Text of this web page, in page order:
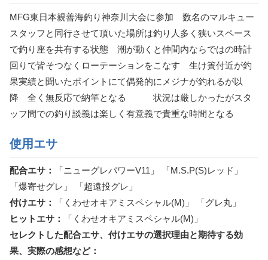
MFG東日本親善海釣り神奈川大会に参加 数名のマルキュー
スタッフと同行させて頂いた場所は釣り人多く狭いスペース
で釣り座を共有する状態 潮が動くと仲間内ならではの時計
回りで皆そつなくローテーションをこなす 生け簀付近が釣
果実績と聞いたポイントにて偶発的にメジナが釣れるが以
降 全く無反応で納竿となる 状況は厳しかったがスタ
ッフ間での釣り談義は楽しく有意義で貴重な時間となる
使用エサ
配合エサ：
「ニューグレパワーV11」 「M.S.P(S)レッド」
「爆寄せグレ」 「超遠投グレ」
付けエサ：
「くわせオキアミスペシャル(M)」 「グレ丸」
ヒットエサ：
「くわせオキアミスペシャル(M)」
セレクトした配合エサ、付けエサの選択理由と期待する効
果、実際の感想など：